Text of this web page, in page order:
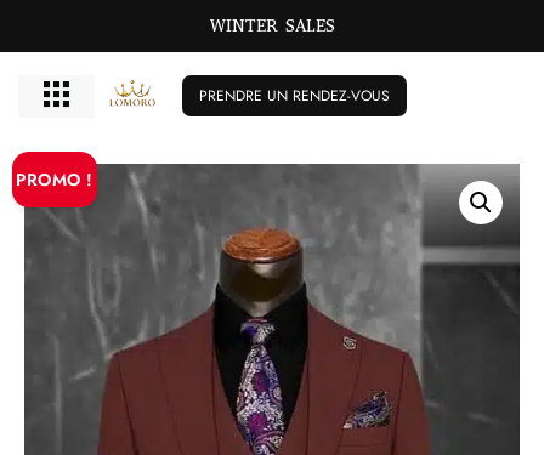
WINTER SALES
PRENDRE UN RENDEZ-VOUS
PROMO !